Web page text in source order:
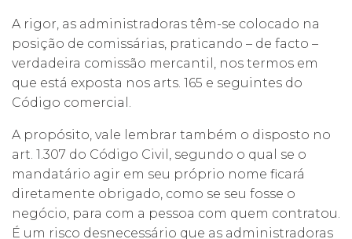
A rigor, as administradoras têm-se colocado na
posição de comissárias, praticando – de facto –
verdadeira comissão mercantil, nos termos em
que está exposta nos arts. 165 e seguintes do
Código comercial.
A propósito, vale lembrar também o disposto no
art. 1.307 do Código Civil, segundo o qual se o
mandatário agir em seu próprio nome ficará
diretamente obrigado, como se seu fosse o
negócio, para com a pessoa com quem contratou.
É um risco desnecessário que as administradoras